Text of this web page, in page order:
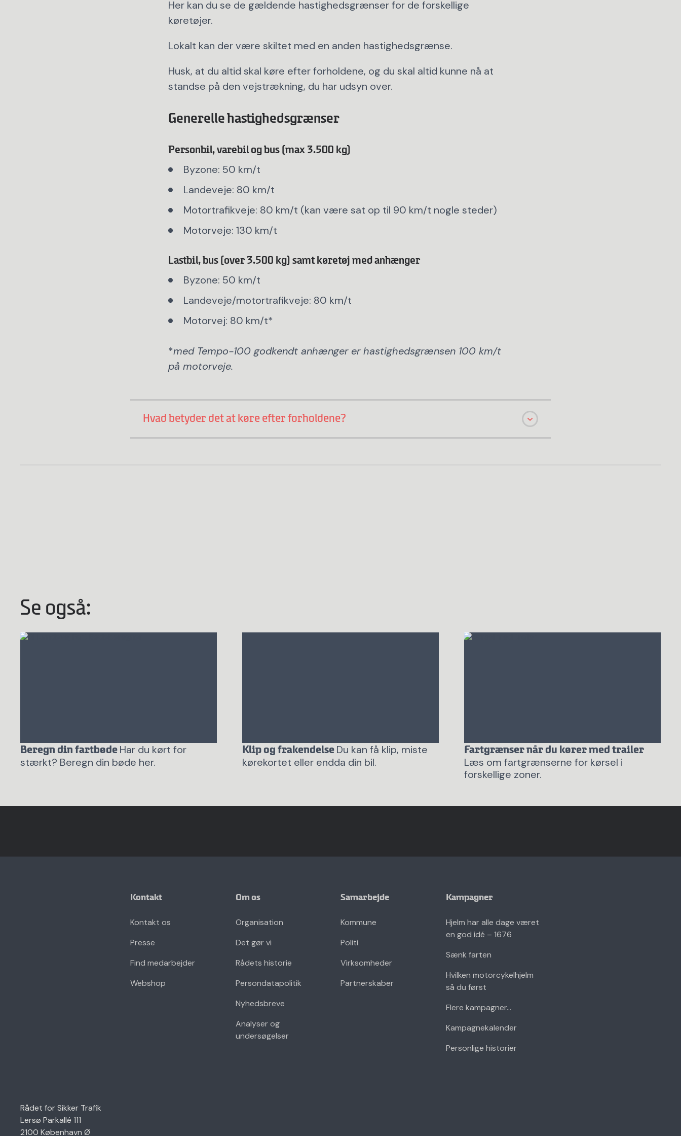
Her kan du se de gældende hastighedsgrænser for de forskellige
køretøjer.
Lokalt kan der være skiltet med en anden hastighedsgrænse.
Husk, at du altid skal køre efter forholdene, og du skal altid kunne nå at
standse på den vejstrækning, du har udsyn over.
Generelle hastighedsgrænser
Personbil, varebil og bus (max 3.500 kg)
Byzone: 50 km/t
Landeveje: 80 km/t
Motortrafikveje: 80 km/t (kan være sat op til 90 km/t nogle steder)
Motorveje: 130 km/t
Lastbil, bus (over 3.500 kg) samt køretøj med anhænger
Byzone: 50 km/t
Landeveje/motortrafikveje: 80 km/t
Motorvej: 80 km/t*
*med Tempo-100 godkendt anhænger er hastighedsgrænsen 100 km/t
på motorveje.
Hvad betyder det at køre efter forholdene?
Se også:
Beregn din fartbøde Har du kørt for
stærkt? Beregn din bøde her.
Klip og frakendelse Du kan få klip, miste
kørekortet eller endda din bil.
Fartgrænser når du kører med trailer
Læs om fartgrænserne for kørsel i
forskellige zoner.
Kontakt
Kontakt os
Presse
Find medarbejder
Webshop
Om os
Organisation
Det gør vi
Rådets historie
Persondatapolitik
Nyhedsbreve
Analyser og
undersøgelser
Samarbejde
Kommune
Politi
Virksomheder
Partnerskaber
Kampagner
Hjelm har alle dage været
en god idé – 1676
Sænk farten
Hvilken motorcykelhjelm
så du først
Flere kampagner...
Kampagnekalender
Personlige historier
Rådet for Sikker Trafik
Lersø Parkallé 111
2100 København Ø